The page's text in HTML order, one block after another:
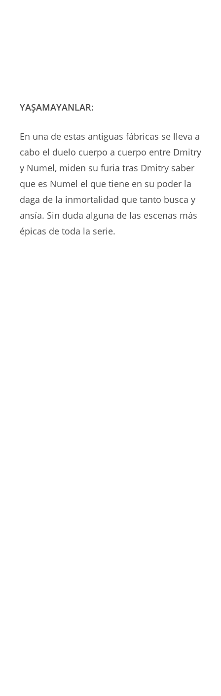
YAŞAMAYANLAR:
En una de estas antiguas fábricas se lleva a
cabo el duelo cuerpo a cuerpo entre Dmitry
y Numel, miden su furia tras Dmitry saber
que es Numel el que tiene en su poder la
daga de la inmortalidad que tanto busca y
ansía. Sin duda alguna de las escenas más
épicas de toda la serie.